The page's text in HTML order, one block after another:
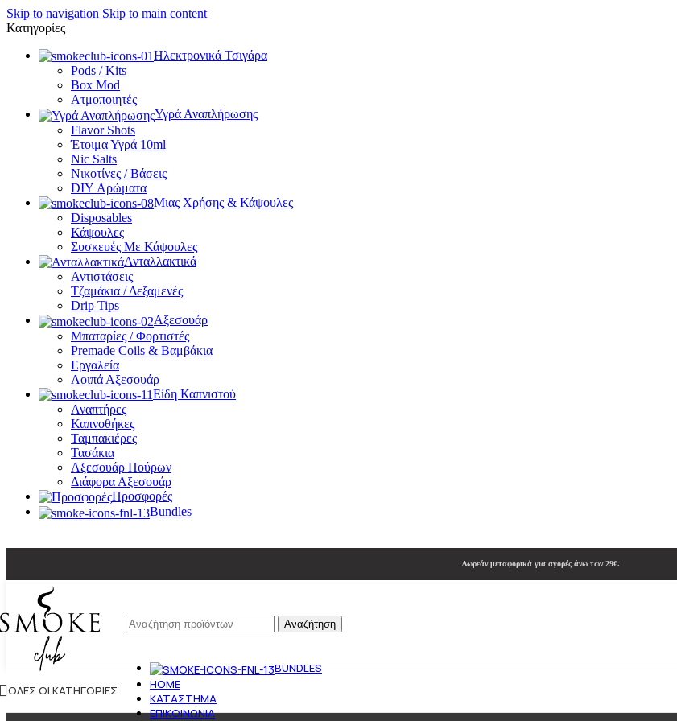
Skip to navigation Skip to main content
Κατηγορίες
Ηλεκτρονικά Τσιγάρα
Pods / Kits
Box Mod
Ατμοποιητές
Υγρά Αναπλήρωσης
Flavor Shots
Έτοιμα Υγρά 10ml
Nic Salts
Νικοτίνες / Βάσεις
DIY Αρώματα
Μιας Χρήσης & Κάψουλες
Disposables
Κάψουλες
Συσκευές Με Κάψουλες
Ανταλλακτικά
Αντιστάσεις
Τζαμάκια / Δεξαμενές
Drip Tips
Αξεσουάρ
Μπαταρίες / Φορτιστές
Premade Coils & Βαμβάκια
Εργαλεία
Λοιπά Αξεσουάρ
Είδη Καπνιστού
Αναπτήρες
Καπνοθήκες
Ταμπακιέρες
Τασάκια
Αξεσουάρ Πούρων
Διάφορα Αξεσουάρ
Προσφορές
Bundles
Δωρεάν μεταφορικά για αγορές άνω των 29€.
Αναζήτηση
ΌΛΕΣ ΟΙ ΚΑΤΗΓΟΡΊΕΣ
BUNDLES
HOME
ΚΑΤΆΣΤΗΜΑ
ΕΠΙΚΟΙΝΩΝΊΑ